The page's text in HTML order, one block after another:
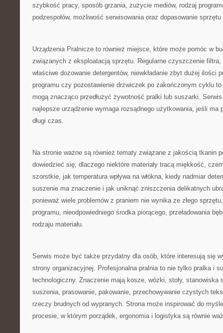
szybkość pracy, sposób grzania, zużycie mediów, rodzaj
podzespołów, możliwość serwisowania oraz dopasowanie
Urządzenia Pralnicze to również miejsce, które może pomóc w
związanych z eksploatacją sprzętu. Regularne czyszczenie
właściwe dozowanie detergentów, niewkładanie zbyt dużej ilości
programu czy pozostawienie drzwiczek po zakończonym cyklu to
mogą znacząco przedłużyć żywotność pralki lub suszarki.
najlepsze urządzenie wymaga rozsądnego użytkowania, jeśli ma
długi czas.
Na stronie ważne są również tematy związane z jakością tkanin
dowiedzieć się, dlaczego niektóre materiały tracą miękkość,
szorstkie, jak temperatura wpływa na włókna, kiedy nadmiar
suszenie ma znaczenie i jak uniknąć zniszczenia delikatnych
ponieważ wiele problemów z praniem nie wynika ze złego
programu, nieodpowiedniego środka piorącego, przeładowania
rodzaju materiału.
Serwis może być także przydatny dla osób, które interesują się
strony organizacyjnej. Profesjonalna pralnia to nie tylko pralka i
technologiczny. Znaczenie mają kosze, wózki, stoły, stanowiska
suszenia, prasowanie, pakowanie, przechowywanie czystych
rzeczy brudnych od wypranych. Strona może inspirować do
procesie, w którym porządek, ergonomia i logistyka są równie